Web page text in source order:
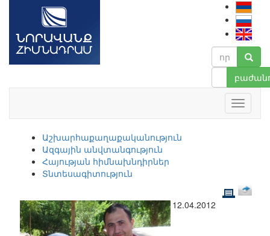
Աշխարհաքաղաքականություն
Ազգային անվտանգություն
Հայության հիմնախնդիրներ
Տնտեսագիտություն
12.04.2012